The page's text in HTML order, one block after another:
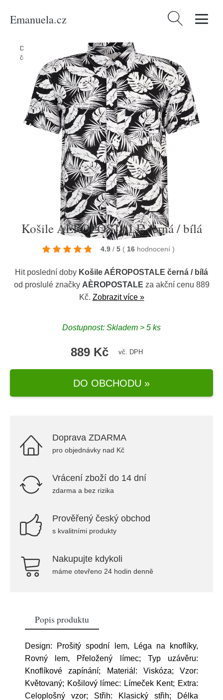
Emanuela.cz Vyhledávání
Domů Oblečení/Košile/
černá / bílá
Košile AÉROPOSTALE černá / bílá
4.9 / 5 ( 16 hodnocení )
Hit poslední doby Košile AÉROPOSTALE černá / bílá
od proslulé značky AÈROPOSTALE za akční cenu 889
Kč. Zobrazit více »
Dostupnost: Skladem > 5 ks
889 Kč vč. DPH
DO OBCHODU »
Doprava ZDARMA
pro objednávky nad Kč
Vrácení zboží do 14 dní
zdarma a bez rizika
Prověřený český obchod
s kvalitními produkty
Nakupujte kdykoli
máme otevřeno 24 hodin denně
Popis produktu
Design: Prošitý spodní lem, Léga na knoflíky,
Rovný lem, Přeložený límec; Typ uzávěru:
Knoflíkové zapínání; Materiál: Viskóza; Vzor:
Květovaný; Košilový límec: Límeček Kent; Extra:
Celoplošný vzor; Střih: Klasický střih; Délka